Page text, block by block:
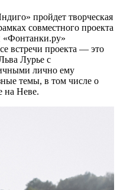
пройдет творческая
совместного проекта
«Фонтанки.ру»
встречи проекта — это
Лурье с
лично ему
темы, в том числе о
на Неве.